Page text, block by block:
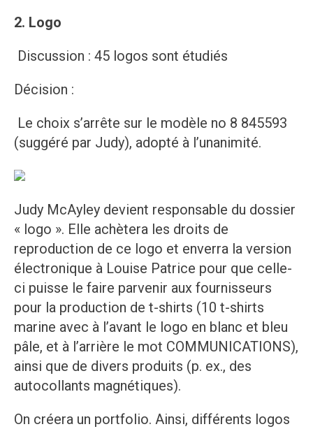
2. Logo
Discussion : 45 logos sont étudiés
Décision :
Le choix s’arrête sur le modèle no 8 845593
(suggéré par Judy), adopté à l’unanimité.
Judy McAyley devient responsable du dossier
« logo ». Elle achètera les droits de
reproduction de ce logo et enverra la version
électronique à Louise Patrice pour que celle-
ci puisse le faire parvenir aux fournisseurs
pour la production de t-shirts (10 t-shirts
marine avec à l’avant le logo en blanc et bleu
pâle, et à l’arrière le mot COMMUNICATIONS),
ainsi que de divers produits (p. ex., des
autocollants magnétiques).
On créera un portfolio. Ainsi, différents logos